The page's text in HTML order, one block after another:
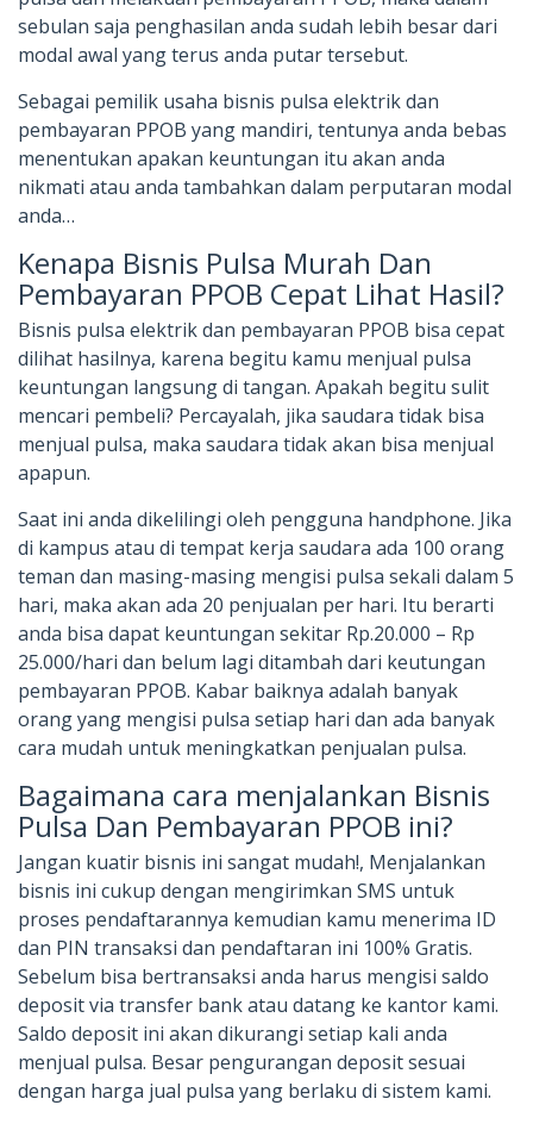
sebulan saja penghasilan anda sudah lebih besar dari
modal awal yang terus anda putar tersebut.
Sebagai pemilik usaha bisnis pulsa elektrik dan
pembayaran PPOB yang mandiri, tentunya anda bebas
menentukan apakan keuntungan itu akan anda
nikmati atau anda tambahkan dalam perputaran modal
anda…
Kenapa Bisnis Pulsa Murah Dan
Pembayaran PPOB Cepat Lihat Hasil?
Bisnis pulsa elektrik dan pembayaran PPOB bisa cepat
dilihat hasilnya, karena begitu kamu menjual pulsa
keuntungan langsung di tangan. Apakah begitu sulit
mencari pembeli? Percayalah, jika saudara tidak bisa
menjual pulsa, maka saudara tidak akan bisa menjual
apapun.
Saat ini anda dikelilingi oleh pengguna handphone. Jika
di kampus atau di tempat kerja saudara ada 100 orang
teman dan masing-masing mengisi pulsa sekali dalam 5
hari, maka akan ada 20 penjualan per hari. Itu berarti
anda bisa dapat keuntungan sekitar Rp.20.000 – Rp
25.000/hari dan belum lagi ditambah dari keutungan
pembayaran PPOB. Kabar baiknya adalah banyak
orang yang mengisi pulsa setiap hari dan ada banyak
cara mudah untuk meningkatkan penjualan pulsa.
Bagaimana cara menjalankan Bisnis
Pulsa Dan Pembayaran PPOB ini?
Jangan kuatir bisnis ini sangat mudah!, Menjalankan
bisnis ini cukup dengan mengirimkan SMS untuk
proses pendaftarannya kemudian kamu menerima ID
dan PIN transaksi dan pendaftaran ini 100% Gratis.
Sebelum bisa bertransaksi anda harus mengisi saldo
deposit via transfer bank atau datang ke kantor kami.
Saldo deposit ini akan dikurangi setiap kali anda
menjual pulsa. Besar pengurangan deposit sesuai
dengan harga jual pulsa yang berlaku di sistem kami.